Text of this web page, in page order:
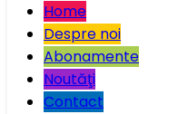
Home
Despre noi
Abonamente
Noutăţi
Contact